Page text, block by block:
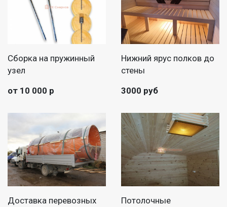
Сборка на пружинный
узел
от 10 000 р
Нижний ярус полков до
стены
3000 руб
Доставка перевозных
Потолочные